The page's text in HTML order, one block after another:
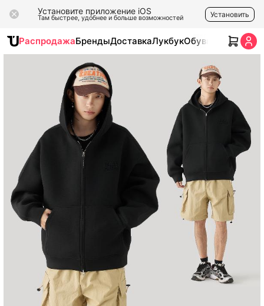
Установите приложение iOS
Там быстрее, удобнее и больше возможностей Установить
РаспродажаБрендыДоставкаЛукбукОбувь Одежда